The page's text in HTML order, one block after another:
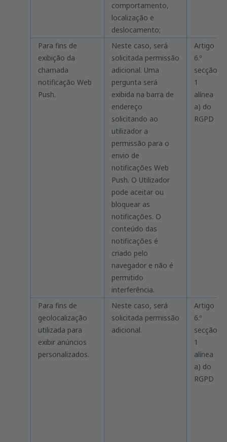
comportamento,
localização e
deslocamento;
Para fins de
exibição da
chamada
notificação Web
Push.
Neste caso, será
solicitada permissão
adicional. Uma
pergunta será
exibida na barra de
endereço
solicitando ao
utilizador a
permissão para o
envio de
notificações Web
Push. O Utilizador
pode aceitar ou
bloquear as
notificações. O
conteúdo das
notificações é
criado pelo
navegador e não é
permitido
interferência.
Artigo
6.º
secção
1
alínea
a) do
RGPD
Para fins de
geolocalização
utilizada para
exibir anúncios
personalizados.
Neste caso, será
solicitada permissão
adicional.
Artigo
6.º
secção
1
alínea
a) do
RGPD